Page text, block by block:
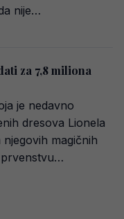
nije…
za 7,8 miliona
je nedavno
dresova Lionela
magičnih
prvenstvu…